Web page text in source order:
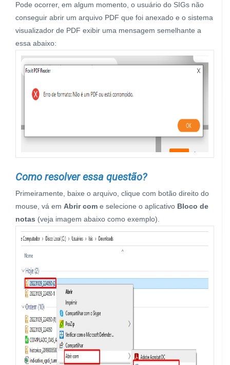
Pode ocorrer, em algum momento, o usuário do SIGs não
conseguir abrir um arquivo PDF que foi anexado e o sistema
visualizador de PDF exibir uma mensagem semelhante a
essa abaixo:
Como resolver essa questão?
Primeiramente, baixe o arquivo, clique com botão direito do
mouse, vá em Abrir com e selecione o aplicativo Bloco de
notas (veja imagem abaixo como exemplo).